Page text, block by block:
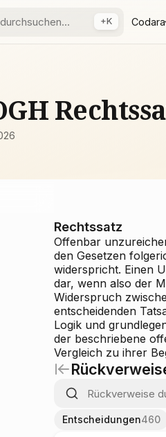
+K Codara
Rechtssatz
Offenbar
den Gesetzen
widerspricht. Einen
dar, wenn also der
Widerspruch
entscheidenden
Logik und
der beschriebene
Vergleich zu ihrer
Entscheidungen460